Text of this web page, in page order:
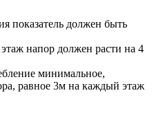
показатель должен быть
напор должен расти на 4
минимальное,
равное 3м на каждый этаж